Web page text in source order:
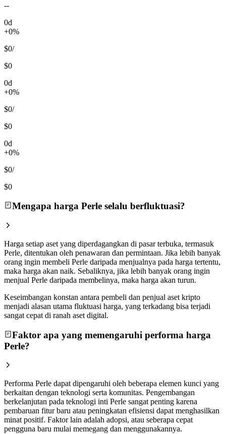
--
0d
+0%
$0/
$0
0d
+0%
$0/
$0
0d
+0%
$0/
$0
Mengapa harga Perle selalu berfluktuasi?
Harga setiap aset yang diperdagangkan di pasar terbuka, termasuk
Perle, ditentukan oleh penawaran dan permintaan. Jika lebih banyak
orang ingin membeli Perle daripada menjualnya pada harga tertentu,
maka harga akan naik. Sebaliknya, jika lebih banyak orang ingin
menjual Perle daripada membelinya, maka harga akan turun.
Keseimbangan konstan antara pembeli dan penjual aset kripto
menjadi alasan utama fluktuasi harga, yang terkadang bisa terjadi
sangat cepat di ranah aset digital.
Faktor apa yang memengaruhi performa harga
Perle?
Performa Perle dapat dipengaruhi oleh beberapa elemen kunci yang
berkaitan dengan teknologi serta komunitas. Pengembangan
berkelanjutan pada teknologi inti Perle sangat penting karena
pembaruan fitur baru atau peningkatan efisiensi dapat menghasilkan
minat positif. Faktor lain adalah adopsi, atau seberapa cepat
pengguna baru mulai memegang dan menggunakannya.